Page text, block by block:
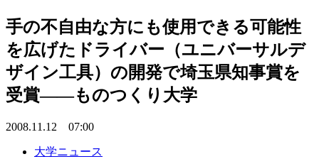
手の不自由な方にも使用できる可能性
を広げたドライバー（ユニバーサルデ
ザイン工具）の開発で埼玉県知事賞を
受賞――ものつくり大学
2008.11.12 07:00
大学ニュース